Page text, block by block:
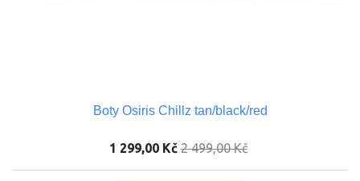
Boty Osiris Chillz tan/black/red
1 299,00 Kč 2 499,00 Kč